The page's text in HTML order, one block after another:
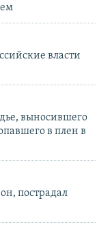
власти
выносившего
в плен в
пострадал